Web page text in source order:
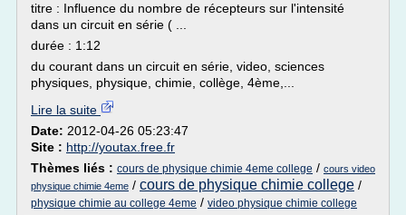
titre : Influence du nombre de récepteurs sur l'intensité
dans un circuit en série ( ...
durée : 1:12
du courant dans un circuit en série, video, sciences
physiques, physique, chimie, collège, 4ème,...
Lire la suite
Date: 2012-04-26 05:23:47
Site : http://youtax.free.fr
Thèmes liés : cours de physique chimie 4eme college / cours video
physique chimie 4eme / cours de physique chimie college /
physique chimie au college 4eme / video physique chimie college